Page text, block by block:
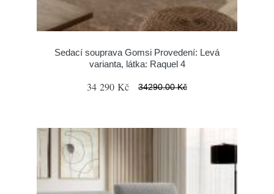
Sedací souprava Gomsi Provedení: Levá
varianta, látka: Raquel 4
34 290 Kč 34290.00 Kč